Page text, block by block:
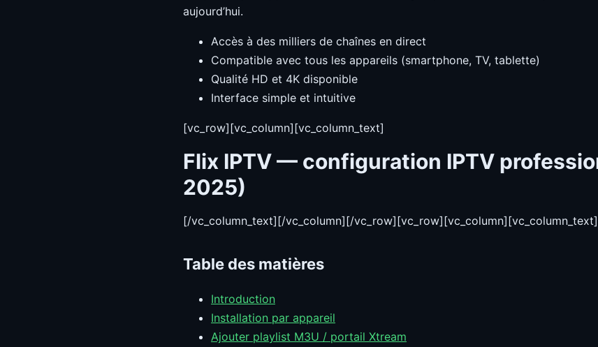
aujourd’hui.
Accès à des milliers de chaînes en direct
Compatible avec tous les appareils (smartphone, TV, tablette)
Qualité HD et 4K disponible
Interface simple et intuitive
[vc_row][vc_column][vc_column_text]
Flix IPTV — configuration IPTV
2025)
[/vc_column_text][/vc_column][/vc_row][vc_row][vc_column][vc_column_text]
Table des matières
Introduction
Installation par appareil
Ajouter playlist M3U / portail Xtream